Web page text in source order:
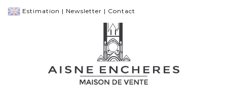
Estimation | Newsletter | Contact